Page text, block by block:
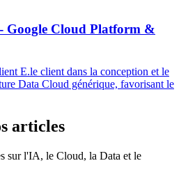
Google Cloud Platform &
E.le client dans la conception et le
Data Cloud générique, favorisant le
articles
sur l'IA, le Cloud, la Data et le